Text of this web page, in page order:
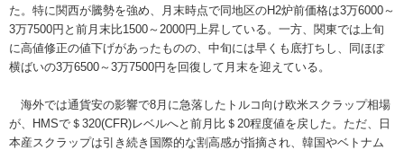
た。特に関西が騰勢を強め、月末時点で同地区のH2炉前価格は3万6000～
3万7500円と前月末比1500～2000円上昇している。一方、関東では上旬
に高値修正の値下げがあったものの、中旬には早くも底打ちし、同ほぼ
横ばいの3万6500～3万7500円を回復して月末を迎えている。
海外では通貨安の影響で8月に急落したトルコ向け欧米スクラップ相場
が、HMSで＄320(CFR)レベルへと前月比＄20程度値を戻した。ただ、日
本産スクラップは引き続き国際的な割高感が指摘され、韓国やベトナム